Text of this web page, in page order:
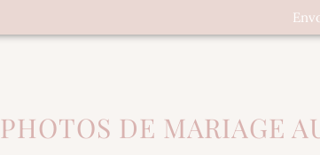
PHOTOS DE MARIAGE